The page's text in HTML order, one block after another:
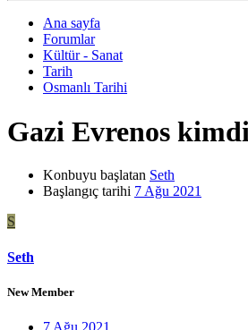
Ana sayfa
Forumlar
Kültür - Sanat
Tarih
Osmanlı Tarihi
Gazi Evrenos
Konbuyu başlatan Seth
Başlangıç tarihi 7 Ağu 2021
S
Seth
New Member
7 Ağu 2021